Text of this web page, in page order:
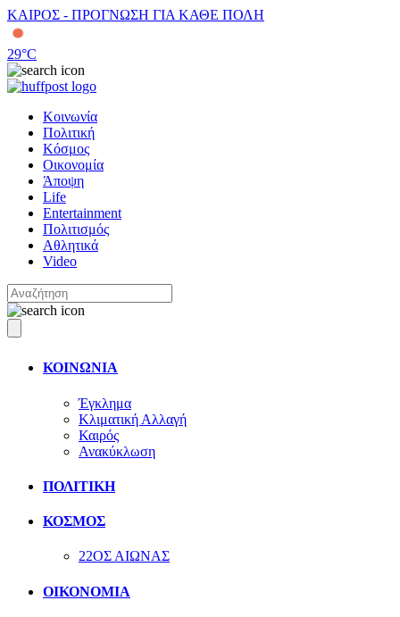
ΚΑΙΡΟΣ - ΠΡΟΓΝΩΣΗ ΓΙΑ ΚΑΘΕ ΠΟΛΗ
29°C
Κοινωνία
Πολιτική
Κόσμος
Οικονομία
Άποψη
Life
Entertainment
Πολιτισμός
Αθλητικά
Video
ΚΟΙΝΩΝΙΑ
Έγκλημα
Κλιματική Αλλαγή
Καιρός
Ανακύκλωση
ΠΟΛΙΤΙΚΗ
ΚΟΣΜΟΣ
22ΟΣ ΑΙΩΝΑΣ
ΟΙΚΟΝΟΜΙΑ